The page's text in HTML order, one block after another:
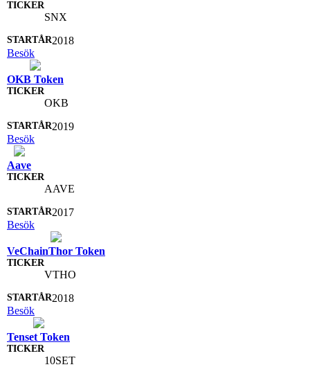
SNX
2018
Besök
OKB Token
OKB
2019
Besök
Aave
AAVE
2017
Besök
VeChainThor Token
VTHO
2018
Besök
Tenset Token
10SET